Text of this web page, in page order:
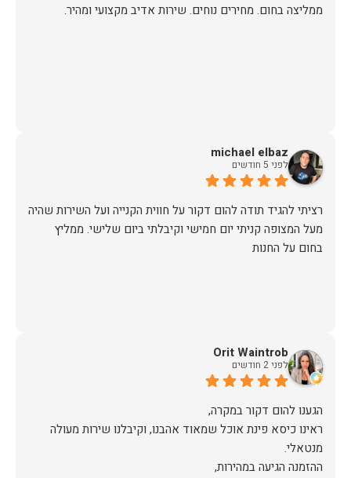
ממליצה בחום. מחירים נוחים. שירות אדיב מקצועי ומהיר.
michael elbaz
לפני 5 חודשים
רציתי להגיד תודה להום דקור על חווית הקנייה ועל השירות שהיה
מעל המצופה קניתי יום חמישי וקיבלתי ביום שלישי. ממליץ
בחום על החנות
Orit Waintrob
לפני 2 חודשים
ראינו כיסא פינת אוכל שמאוד אהבנו, וקיבלנו שירות מעולה